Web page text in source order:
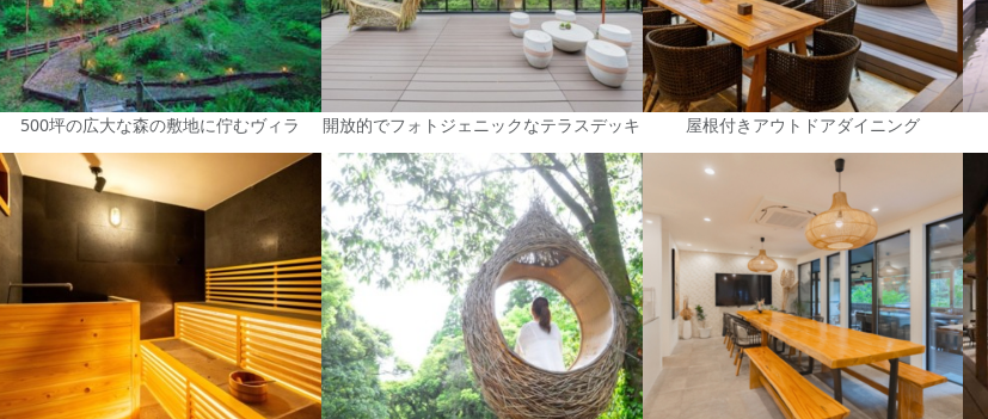
500坪の広大な森の敷地に佇むヴィラ 開放的でフォトジェニックなテラスデッキ 屋根付きアウトドアダイニング